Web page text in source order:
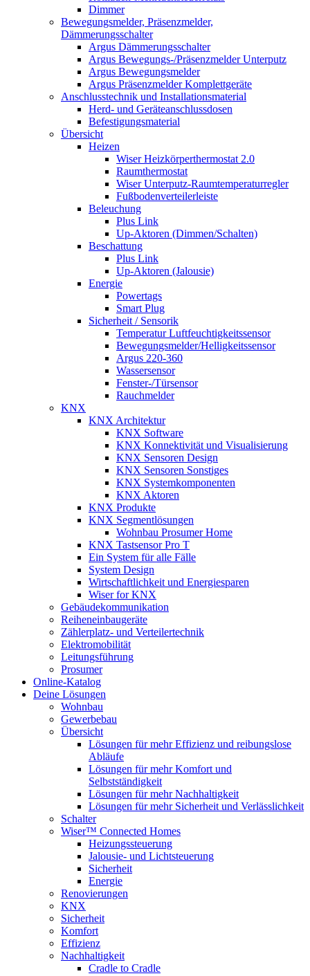
Dimmer
Bewegungsmelder, Präsenzmelder,
Dämmerungsschalter
Argus Dämmerungsschalter
Argus Bewegungs-/Präsenzmelder Unterputz
Argus Bewegungsmelder
Argus Präsenzmelder Komplettgeräte
Anschlusstechnik und Installationsmaterial
Herd- und Geräteanschlussdosen
Befestigungsmaterial
Übersicht
Heizen
Wiser Heizkörperthermostat 2.0
Raumthermostat
Wiser Unterputz-Raumtemperaturregler
Fußbodenverteilerleiste
Beleuchung
Plus Link
Up-Aktoren (Dimmen/Schalten)
Beschattung
Plus Link
Up-Aktoren (Jalousie)
Energie
Powertags
Smart Plug
Sicherheit / Sensorik
Temperatur Luftfeuchtigkeitssensor
Bewegungsmelder/Helligkeitssensor
Argus 220-360
Wassersensor
Fenster-/Türsensor
Rauchmelder
KNX
KNX Architektur
KNX Software
KNX Konnektivität und Visualisierung
KNX Sensoren Design
KNX Sensoren Sonstiges
KNX Systemkomponenten
KNX Aktoren
KNX Produkte
KNX Segmentlösungen
Wohnbau Prosumer Home
KNX Tastsensor Pro T
Ein System für alle Fälle
System Design
Wirtschaftlichkeit und Energiesparen
Wiser for KNX
Gebäudekommunikation
Reiheneinbaugeräte
Zählerplatz- und Verteilertechnik
Elektromobilität
Leitungsführung
Prosumer
Online-Katalog
Deine Lösungen
Wohnbau
Gewerbebau
Übersicht
Lösungen für mehr Effizienz und reibungslose
Abläufe
Lösungen für mehr Komfort und
Selbstständigkeit
Lösungen für mehr Nachhaltigkeit
Lösungen für mehr Sicherheit und Verlässlichkeit
Schalter
Wiser™ Connected Homes
Heizungssteuerung
Jalousie- und Lichtsteuerung
Sicherheit
Energie
Renovierungen
KNX
Sicherheit
Komfort
Effizienz
Nachhaltigkeit
Cradle to Cradle